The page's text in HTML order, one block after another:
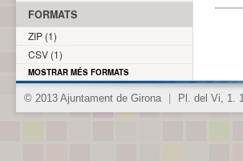
FORMATS
ZIP (1)
CSV (1)
MOSTRAR MÉS FORMATS
© 2013 Ajuntament de Girona Pl. del Vi, 1.